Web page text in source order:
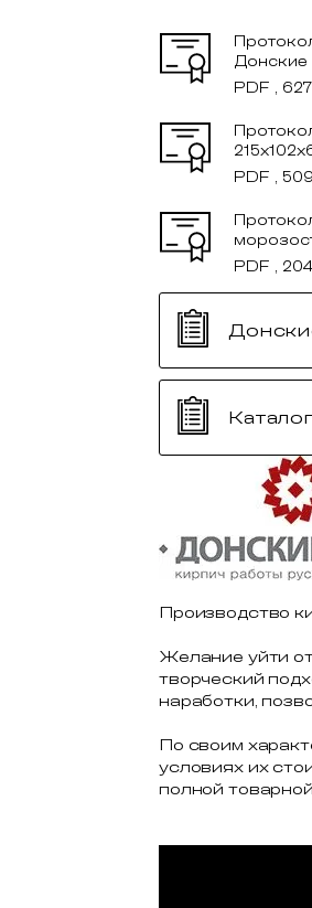
Донские
PDF
PDF
PDF ,
Производство
Желание уйти
творческий
наработки,
По своим
условиях их
полной